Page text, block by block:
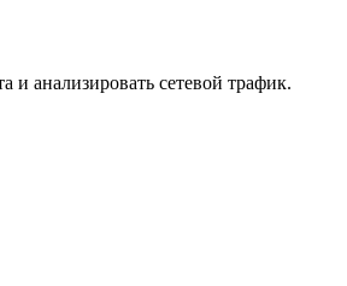
анализировать сетевой трафик.